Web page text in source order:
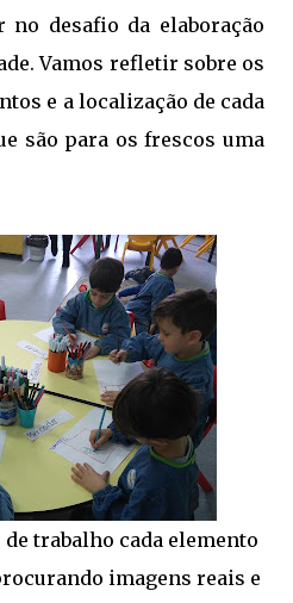
no desafio da elaboração
Vamos refletir sobre os
e a localização de cada
são para os frescos uma
trabalho cada elemento
imagens reais e